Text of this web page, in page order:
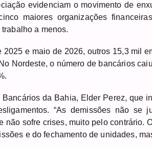
evidenciam o movimento de
maiores organizações
a menos.
2025 e maio de 2026, outros 15,3 mil
Nordeste, o número de bancários
da Bahia, Elder Perez, que
“As demissões não se
não sofre crises, muito pelo contrário.
e do fechamento de unidades,